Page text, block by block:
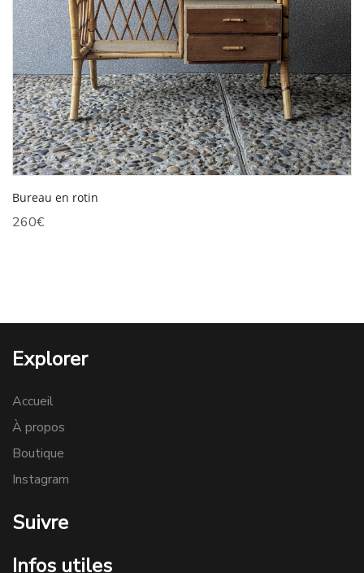
Bureau en rotin
260€
Explorer
Accueil
À propos
Boutique
Instagram
Suivre
Infos utiles